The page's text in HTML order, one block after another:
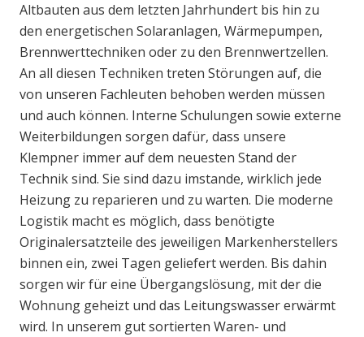
Altbauten aus dem letzten Jahrhundert bis hin zu
den energetischen Solaranlagen, Wärmepumpen,
Brennwerttechniken oder zu den Brennwertzellen.
An all diesen Techniken treten Störungen auf, die
von unseren Fachleuten behoben werden müssen
und auch können. Interne Schulungen sowie externe
Weiterbildungen sorgen dafür, dass unsere
Klempner immer auf dem neuesten Stand der
Technik sind. Sie sind dazu imstande, wirklich jede
Heizung zu reparieren und zu warten. Die moderne
Logistik macht es möglich, dass benötigte
Originalersatzteile des jeweiligen Markenherstellers
binnen ein, zwei Tagen geliefert werden. Bis dahin
sorgen wir für eine Übergangslösung, mit der die
Wohnung geheizt und das Leitungswasser erwärmt
wird. In unserem gut sortierten Waren- und